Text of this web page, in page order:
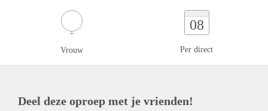
Vrouw
08
Per direct
Deel deze oproep met je vrienden!